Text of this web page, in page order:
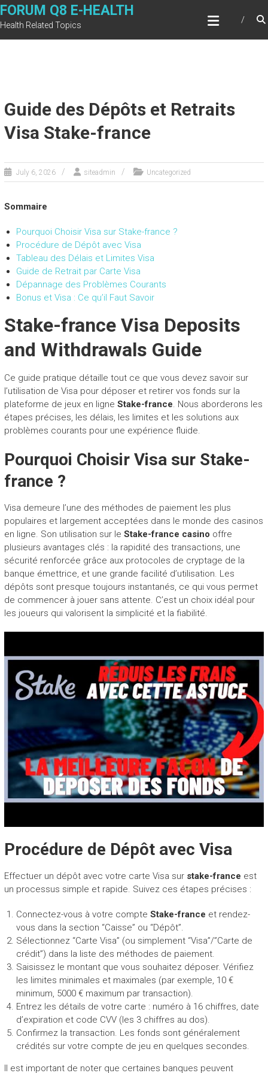
Skip
to
FORUM Q8 E-HEALTH
Health Related Topics
Guide des Dépôts et Retraits
Visa Stake-france
July 6, 2026 siteadmin Uncategorized
Sommaire
Pourquoi Choisir Visa sur Stake-france ?
Procédure de Dépôt avec Visa
Tableau des Délais et Limites Visa
Guide de Retrait par Carte Visa
Dépannage des Problèmes Courants
Bonus et Visa : Ce qu’il Faut Savoir
Stake-france Visa Deposits
and Withdrawals Guide
Ce guide pratique détaille tout ce que vous devez savoir sur
l’utilisation de Visa pour déposer et retirer vos fonds sur la
plateforme de jeux en ligne Stake-france. Nous aborderons les
étapes précises, les délais, les limites et les solutions aux
problèmes courants pour une expérience fluide.
Pourquoi Choisir Visa sur Stake-
france ?
Visa demeure l’une des méthodes de paiement les plus
populaires et largement acceptées dans le monde des casinos
en ligne. Son utilisation sur le Stake-france casino offre
plusieurs avantages clés : la rapidité des transactions, une
sécurité renforcée grâce aux protocoles de cryptage de la
banque émettrice, et une grande facilité d’utilisation. Les
dépôts sont presque toujours instantanés, ce qui vous permet
de commencer à jouer sans attente. C’est un choix idéal pour
les joueurs qui valorisent la simplicité et la fiabilité.
Procédure de Dépôt avec Visa
Effectuer un dépôt avec votre carte Visa sur stake-france est
un processus simple et rapide. Suivez ces étapes précises :
Connectez-vous à votre compte Stake-france et rendez-
vous dans la section “Caisse” ou “Dépôt”.
Sélectionnez “Carte Visa” (ou simplement “Visa”/”Carte de
crédit”) dans la liste des méthodes de paiement.
Saisissez le montant que vous souhaitez déposer. Vérifiez
les limites minimales et maximales (par exemple, 10 €
minimum, 5000 € maximum par transaction).
Entrez les détails de votre carte : numéro à 16 chiffres, date
d’expiration et code CVV (les 3 chiffres au dos).
Confirmez la transaction. Les fonds sont généralement
crédités sur votre compte de jeu en quelques secondes.
Il est important de noter que certaines banques peuvent